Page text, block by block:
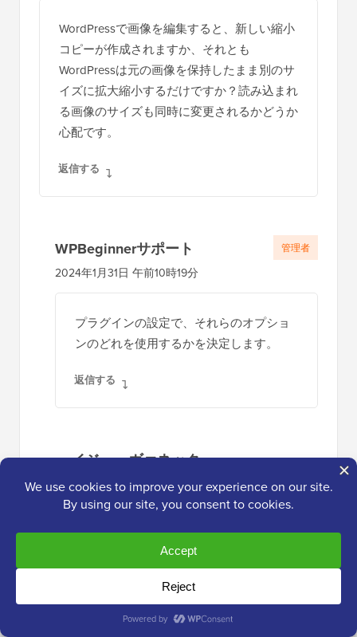
WordPressで画像を編集すると、新しい縮小
コピーが作成されますか、それとも
WordPressは元の画像を保持したまま別のサ
イズに拡大縮小するだけですか？読み込まれ
る画像のサイズも同時に変更されるかどうか
心配です。
返信する
WPBeginnerサポート
2024年1月31日 午前10時19分
プラグインの設定で、それらのオプショ
ンのどれを使用するかを決定します。
返信する
管理者
イジー・ヴァネック
2024年2月1日 午前5時48分
理解しました。返信ありがとうござい
ます。私は主に2番目のオプションに
成して、転送されるデータを削減した
いと考えています。明確にしていただ